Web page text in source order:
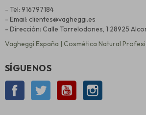
- Tel: 916797184
- Email: clientes@vagheggi.es
- Dirección: Calle Torrelodones, 1 28925
Vagheggi España | Cosmética Natural
SÍGUENOS
Facebook Twitter YouTube